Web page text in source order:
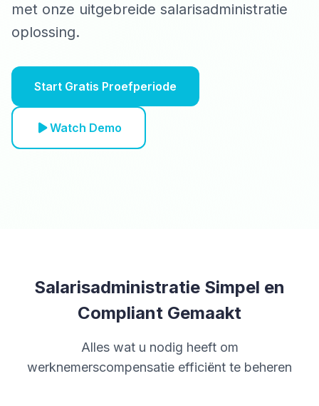
met onze uitgebreide salarisadministratie
oplossing.
Start Gratis Proefperiode
Watch Demo
Salarisadministratie Simpel en
Compliant Gemaakt
Alles wat u nodig heeft om
werknemerscompensatie efficiënt te beheren